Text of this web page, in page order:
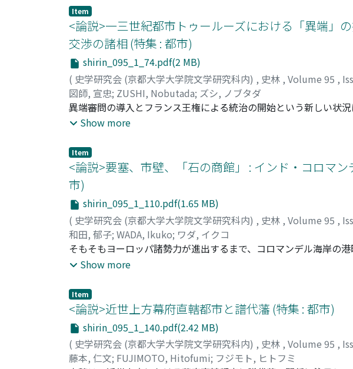
ば、その対応関係を認めるというものである。藤原宮・京ではこ
東北部にとどまっており、第二次条坊は宮・京全域におよんでい
究を紹介し、これらの成果を合わせて、第一次条坊は『日本書紀
条坊は天武十一年に開始した造都に、それぞれ対応するとする考
を、既存の水田域を活用したことにあったと推定した。
Item
<論説>一三世紀都市トゥールーズにおける「異端」
交渉の諸相 (特集 : 都市)
shirin_095_1_74.pdf(2 MB)
( 史学研究会 (京都大学大学院文学研究科内) , 史林 , Volume 95 ,
図師, 宣忠; ZUSHI, Nobutada; ズシ, ノブタダ
異端審問の導入とフランス王権による統治の開始という新しい状
はどのように扱われたのか。本稿では、一三世紀前半における異
し、国王フィリップ三世の特許状を引き出したという一三世紀後
果、異端審問官が「異端」の追及・断罪のために残した判決記録
て用いられていたという興味深い事実が明らかになった。異端審
的な把捉のために、それぞれに効率的な文書利用を展開していく
った一三世紀における実践的な文書利用のあり方が、王権・異端
る。
Show more
Item
<論説>要塞、市壁、「石の商館」 : インド・コロマ
市)
shirin_095_1_110.pdf(1.65 MB)
( 史学研究会 (京都大学大学院文学研究科内) , 史林 , Volume 95 ,
和田, 郁子; WADA, Ikuko; ワダ, イクコ
そもそもヨーロッパ諸勢力が進出するまで、コロマンデル海岸の
頭、オランダ東インド会社がプリカットに要塞を築いたことによ
を併せ持つ港町として台頭し始めるのである。本稿は、要塞や市
に注目する。特に、一七世紀後半、防備強化の必要に迫られ、市
現地権力者とのしがらみに阻まれ、思うに任せなかったオランダ
施設の獲得に成功し、台頭への足がかりを掴んだマドラスの特徴
Show more
Item
<論説>近世上方幕府直轄都市と譜代藩 (特集 : 都市)
shirin_095_1_140.pdf(2.42 MB)
( 史学研究会 (京都大学大学院文学研究科内) , 史林 , Volume 95 ,
藤本, 仁文; FUJIMOTO, Hitofumi; フジモト, ヒトフミ